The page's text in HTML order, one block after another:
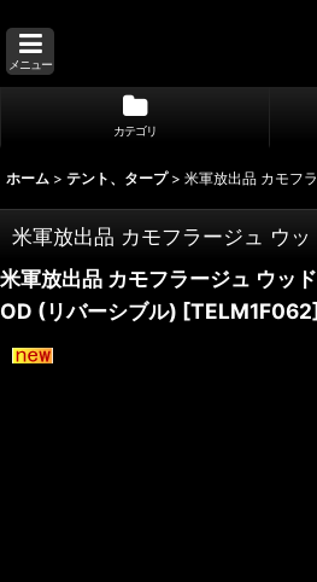
メニュー
カテゴリ
ホーム > テント、タープ > 米軍放出品 カモフ
米軍放出品 カモフラージュ ウ
米軍放出品 カモフラージュ ウッ
OD (リバーシブル) [TELM1F062]